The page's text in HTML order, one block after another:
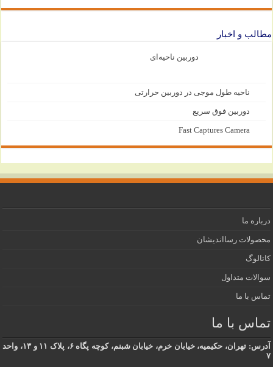
مطالب و اخبار
دوربین ناحیه‌ای
ناحیه طول موجی در دوربین حرارتی
دوربین فوق سریع
Fast Captures Camera
درباره ما
محصولات رسااندیشان
کاتالوگ
سوالات متداول
تماس با ما
تماس با ما
آدرس: تهران، حکیمیه، خیابان خرم، خیابان شبنم، کوچه پگاه ۶، پلاک ۱۱ و ۱۳، واحد
۷